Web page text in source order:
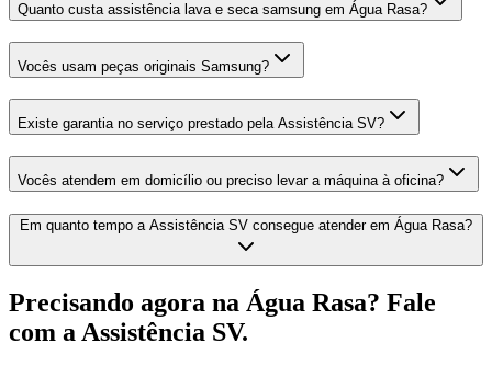
Quanto custa assistência lava e seca samsung em Água Rasa?
Vocês usam peças originais Samsung?
Existe garantia no serviço prestado pela Assistência SV?
Vocês atendem em domicílio ou preciso levar a máquina à oficina?
Em quanto tempo a Assistência SV consegue atender em Água Rasa?
Precisando agora na Água Rasa? Fale
com a Assistência SV.